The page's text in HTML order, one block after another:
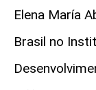
Elena María
Brasil no